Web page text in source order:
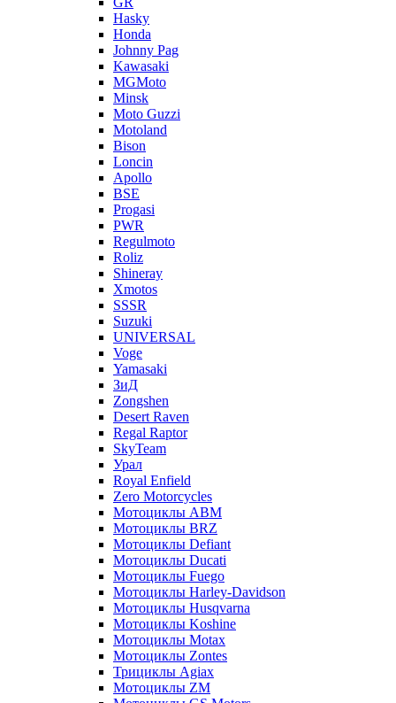
Hasky
Honda
Johnny Pag
Kawasaki
MGMoto
Minsk
Moto Guzzi
Motoland
Bison
Loncin
Apollo
BSE
Progasi
PWR
Regulmoto
Roliz
Shineray
Xmotos
SSSR
Suzuki
UNIVERSAL
Voge
Yamasaki
ЗиД
Zongshen
Desert Raven
Regal Raptor
SkyTeam
Урал
Royal Enfield
Zero Motorcycles
Мотоциклы ABM
Мотоциклы BRZ
Мотоциклы Defiant
Мотоциклы Ducati
Мотоциклы Fuego
Мотоциклы Harley-Davidson
Мотоциклы Husqvarna
Мотоциклы Koshine
Мотоциклы Motax
Мотоциклы Zontes
Трициклы Agiax
Мотоциклы ZM